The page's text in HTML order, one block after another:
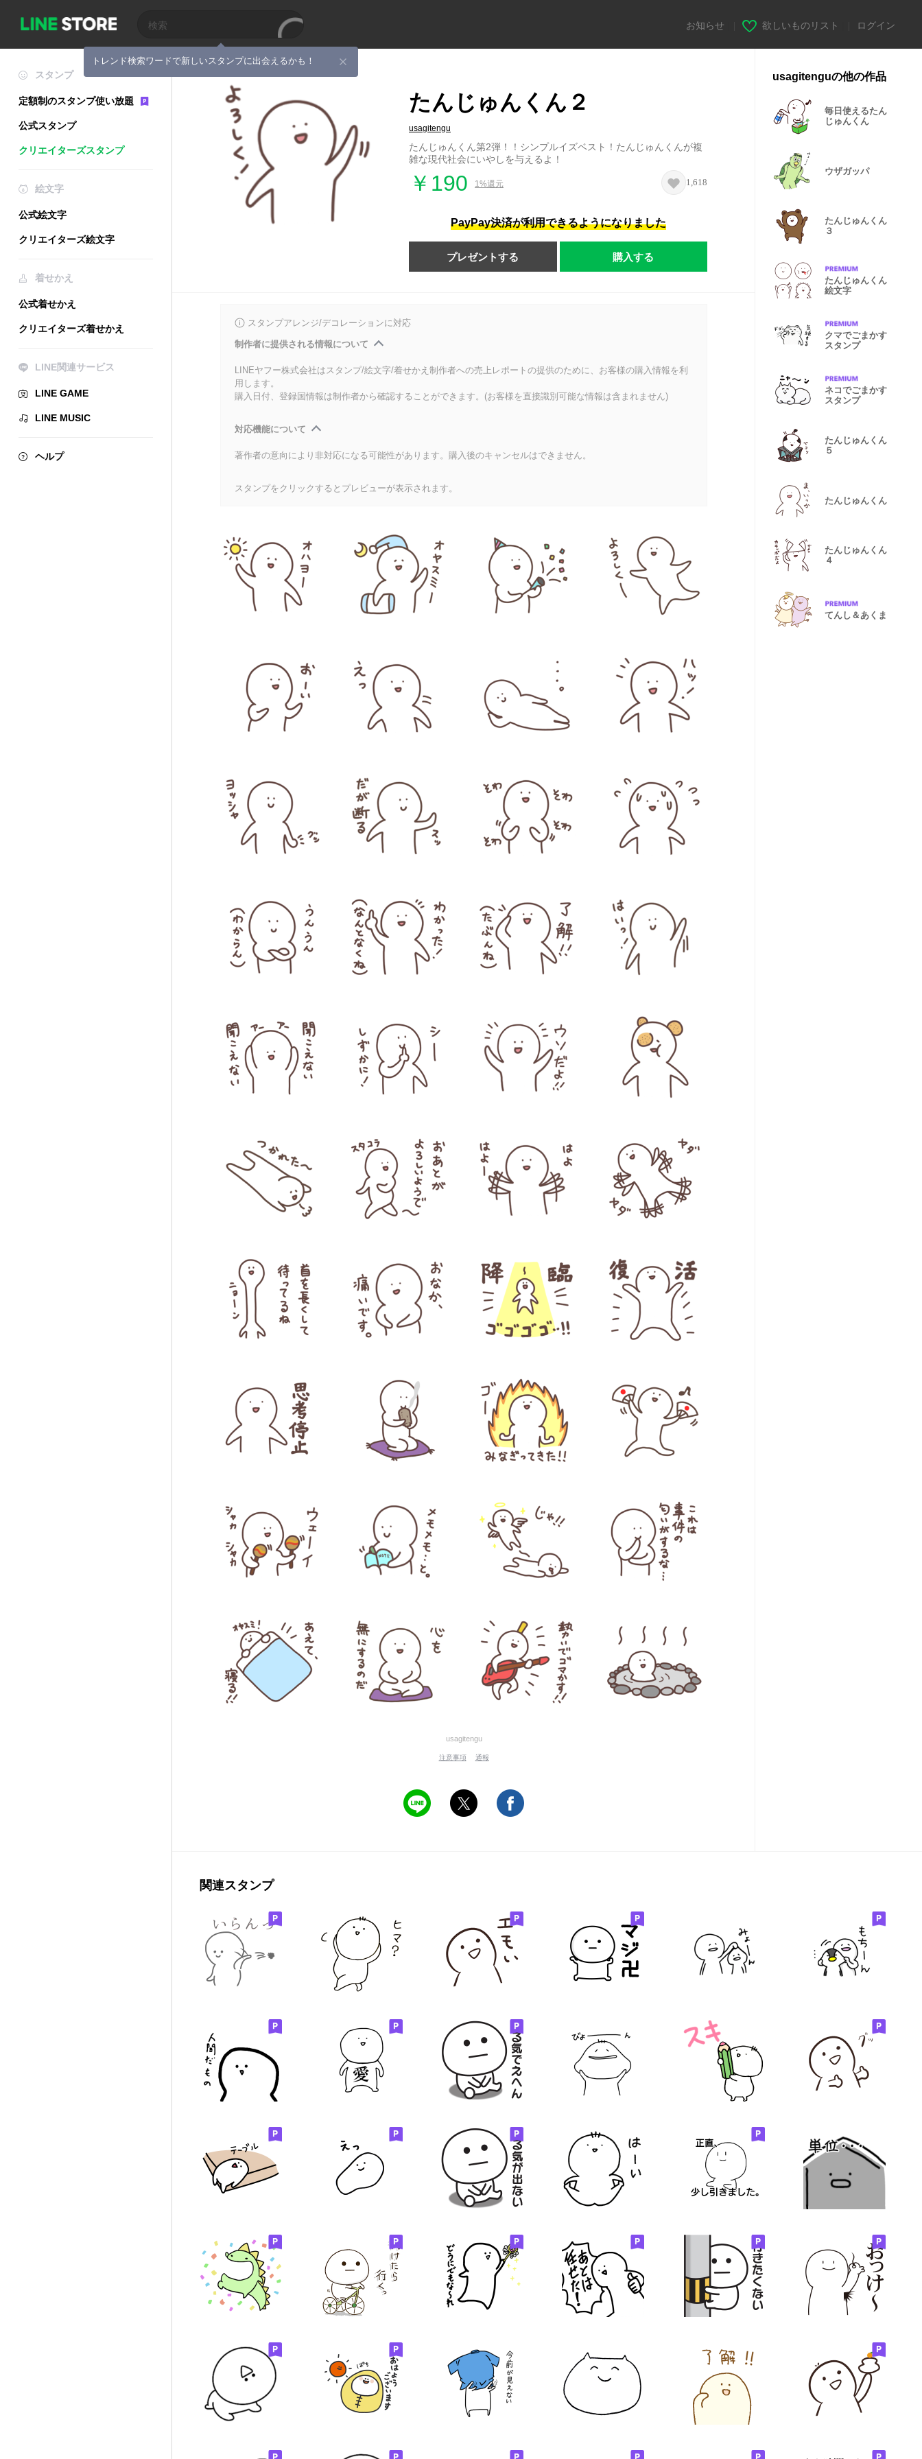
トレンド検索ワードで新しいスタンプに出会えるかも！
お知らせ 欲しいものリスト ログイン
スタンプ
定額制のスタンプ使い放題
公式スタンプ
クリエイターズスタンプ
絵文字
公式絵文字
クリエイターズ絵文字
着せかえ
公式着せかえ
クリエイターズ着せかえ
LINE関連サービス
LINE GAME
LINE MUSIC
ヘルプ
たんじゅんくん２
usagitengu
たんじゅんくん第2弾！！シンプルイズベスト！たんじゅんくんが複
雑な現代社会にいやしを与えるよ！
￥190 1%還元 1,618
PayPay決済が利用できるようになりました
プレゼントする 購入する
スタンプアレンジ/デコレーションに対応
制作者に提供される情報について
LINEヤフー株式会社はスタンプ/絵文字/着せかえ制作者への売上レポートの提供のために、お客様の購入情報を利
用します。
購入日付、登録国情報は制作者から確認することができます。(お客様を直接識別可能な情報は含まれません)
対応機能について
著作者の意向により非対応になる可能性があります。購入後のキャンセルはできません。
スタンプをクリックするとプレビューが表示されます。
usagitengu
注意事項 通報
usagitenguの他の作品
毎日使えるたん
じゅんくん
ウザガッパ
たんじゅんくん
３
たんじゅんくん
絵文字
クマでごまかす
スタンプ
ネコでごまかす
スタンプ
たんじゅんくん
５
たんじゅんくん
たんじゅんくん
４
てんし＆あくま
関連スタンプ